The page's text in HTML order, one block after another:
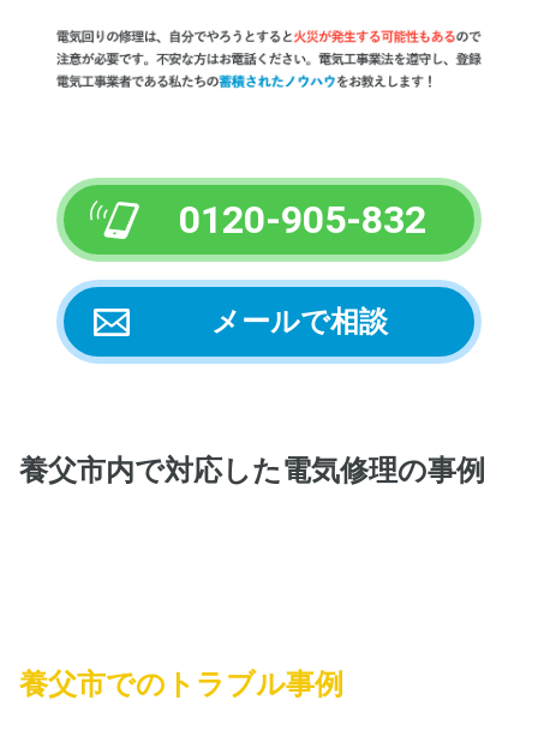
0120-905-832
メールで相談
養父市内で対応した電気修理の事例
養父市でのトラブル事例